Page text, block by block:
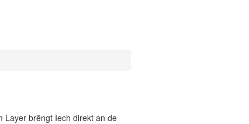
Layer brëngt Iech direkt an de